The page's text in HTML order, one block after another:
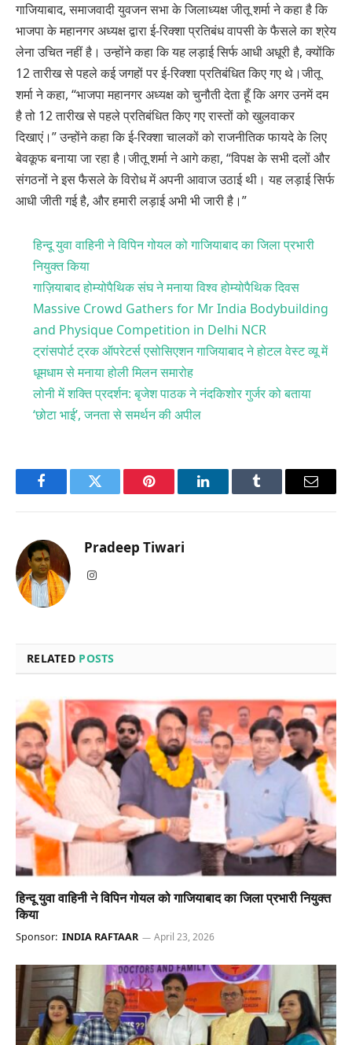
गाजियाबाद, समाजवादी युवजन सभा के जिलाध्यक्ष जीतू शर्मा ने कहा है कि
भाजपा के महानगर अध्यक्ष द्वारा ई-रिक्शा प्रतिबंध वापसी के फैसले का श्रेय
लेना उचित नहीं है। उन्होंने कहा कि यह लड़ाई सिर्फ आधी अधूरी है, क्योंकि
12 तारीख से पहले कई जगहों पर ई-रिक्शा प्रतिबंधित किए गए थे।जीतू
शर्मा ने कहा, “भाजपा महानगर अध्यक्ष को चुनौती देता हूँ कि अगर उनमें दम
है तो 12 तारीख से पहले प्रतिबंधित किए गए रास्तों को खुलवाकर
दिखाएं।” उन्होंने कहा कि ई-रिक्शा चालकों को राजनीतिक फायदे के लिए
बेवकूफ बनाया जा रहा है।जीतू शर्मा ने आगे कहा, “विपक्ष के सभी दलों और
संगठनों ने इस फैसले के विरोध में अपनी आवाज उठाई थी। यह लड़ाई सिर्फ
आधी जीती गई है, और हमारी लड़ाई अभी भी जारी है।”
हिन्दू युवा वाहिनी ने विपिन गोयल को गाजियाबाद का जिला प्रभारी
नियुक्त किया
गाज़ियाबाद होम्योपैथिक संघ ने मनाया विश्व होम्योपैथिक दिवस
Massive Crowd Gathers for Mr India Bodybuilding
and Physique Competition in Delhi NCR
ट्रांसपोर्ट ट्रक ऑपरेटर्स एसोसिएशन गाजियाबाद ने होटल वेस्ट व्यू में
धूमधाम से मनाया होली मिलन समारोह
लोनी में शक्ति प्रदर्शन: बृजेश पाठक ने नंदकिशोर गुर्जर को बताया
‘छोटा भाई’, जनता से समर्थन की अपील
FacebookTwitter Pinterest LinkedInTumblr Email
Pradeep Tiwari
Instagram
RELATED POSTS
हिन्दू युवा वाहिनी ने विपिन गोयल को गाजियाबाद का जिला प्रभारी नियुक्त
किया
Sponsor: INDIA RAFTAAR April 23, 2026